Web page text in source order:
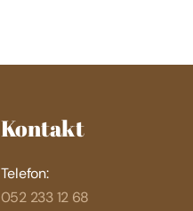
Kontakt
Telefon:
052 233 12 68